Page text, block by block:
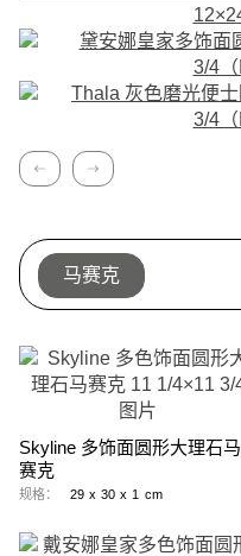
上一篇 下一篇
马赛克
Skyline 多饰面圆形大理石马
赛克
规格： 29 x 30 x 1 cm